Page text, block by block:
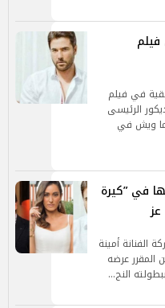
في فيلم
الرئيسى
ويش في
في ”كيرة
الفنانة أمينة
المقرر عرضه
النج…